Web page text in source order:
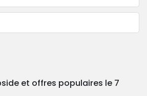
et offres populaires le 7